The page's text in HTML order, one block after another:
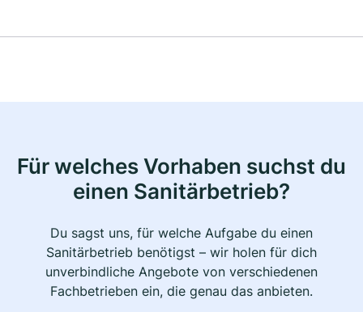
Für welches Vorhaben suchst du
einen Sanitärbetrieb?
Du sagst uns, für welche Aufgabe du einen
Sanitärbetrieb benötigst – wir holen für dich
unverbindliche Angebote von verschiedenen
Fachbetrieben ein, die genau das anbieten.